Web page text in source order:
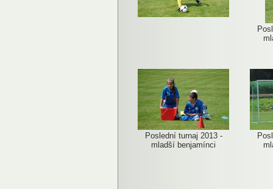
Poslední turnaj 2013 -
mladší benjamínci